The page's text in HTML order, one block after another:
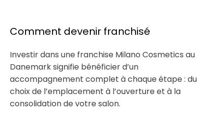
Comment devenir franchisé
Investir dans une franchise Milano Cosmetics au
Danemark signifie bénéficier d’un
accompagnement complet à chaque étape : du
choix de l’emplacement à l’ouverture et à la
consolidation de votre salon.